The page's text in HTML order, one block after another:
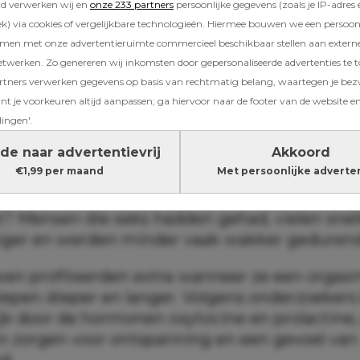
verwerken wij en onze 233 partners persoonlijke gegevens (zoals je IP-adres
via cookies of vergelijkbare technologieën. Hiermee bouwen we een
met onze advertentieruimte commercieel beschikbaar stellen aan
Zo genereren wij inkomsten door gepersonaliseerde advertenties te
verwerken gegevens op basis van rechtmatig belang, waartegen je
je voorkeuren altijd aanpassen; ga hiervoor naar de footer van de website
naar advertentievrij
€1,99 per maand
Akkoord
Met persoonlijke
onderzoekblijkt namelijk dat een vrijpartij
goed is voor je relatie, maar ook voor je
na seks
droegen veertien samenwonende
een speciale hoofdband die hun slaap
gaven ze door of ze seks hadden gehad,
partner.
Mensen die seks hadden gehad, vielen
en werden minder vaak wakker
profiteerden extra wanneer ze een
dieper en langer. Volgens
door de hormonen oxytocine en prolactine,
zorgen voor ontspanning en een gevoel van